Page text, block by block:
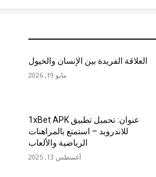
العلاقة الفريدة بين الإنسان والخيول
مايو 19, 2026
عنوان: تحميل تطبيق 1xBet APK
للاندرويد – استمتع بالمراهنات
الرياضية والألعاب
أغسطس 13, 2025